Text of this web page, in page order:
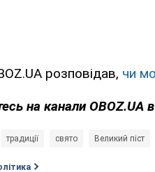
розповідав, чи
на канали OBOZ.UA в
традиції свято Великий піст